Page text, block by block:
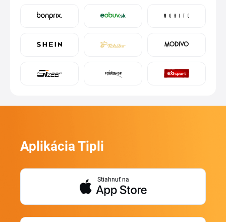
Aplikácia Tipli
Stiahnuť na